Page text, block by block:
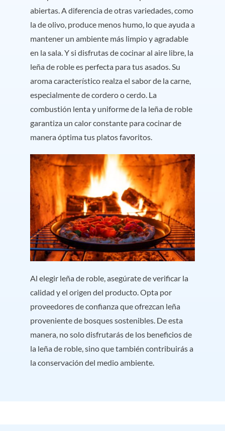
abiertas. A diferencia de otras variedades, como
la de olivo, produce menos humo, lo que ayuda a
mantener un ambiente más limpio y agradable
en la sala. Y si disfrutas de cocinar al aire libre, la
leña de roble es perfecta para tus asados. Su
aroma característico realza el sabor de la carne,
especialmente de cordero o cerdo. La
combustión lenta y uniforme de la leña de roble
garantiza un calor constante para cocinar de
manera óptima tus platos favoritos.
Al elegir leña de roble, asegúrate de verificar la
calidad y el origen del producto. Opta por
proveedores de confianza que ofrezcan leña
proveniente de bosques sostenibles. De esta
manera, no solo disfrutarás de los beneficios de
la leña de roble, sino que también contribuirás a
la conservación del medio ambiente.